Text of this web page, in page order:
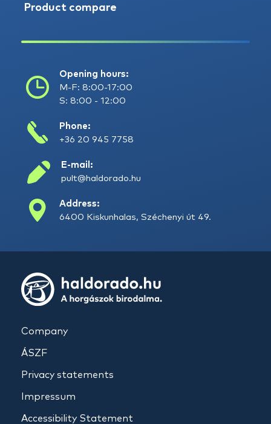
Product compare
Opening hours:
M-F: 8:00-17:00
S: 8:00 - 12:00
Phone:
+36 20 945 7758
E-mail:
pult@haldorado.hu
Address:
6400 Kiskunhalas, Széchenyi út 49.
Company
ÁSZF
Privacy statements
Impressum
Accessibility Statement